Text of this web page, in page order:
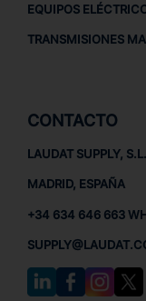
EQUIPOS
TRANSMISIONES
CONTACTO
LAUDAT SUPPLY, S.L.
MADRID, ESPAÑA
+34 634 646 663